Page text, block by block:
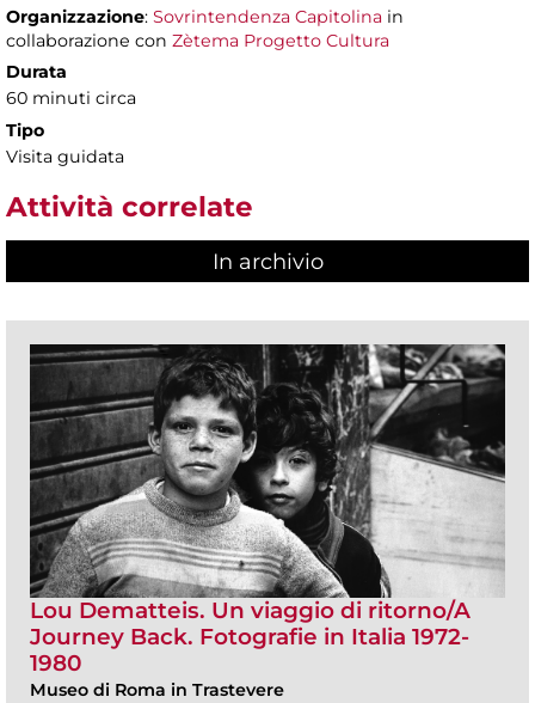
Organizzazione: Sovrintendenza Capitolina in
collaborazione con Zètema Progetto Cultura
Durata
60 minuti circa
Tipo
Visita guidata
Attività correlate
In archivio
Lou Dematteis. Un viaggio di ritorno/A
Journey Back. Fotografie in Italia 1972-
1980
Museo di Roma in Trastevere